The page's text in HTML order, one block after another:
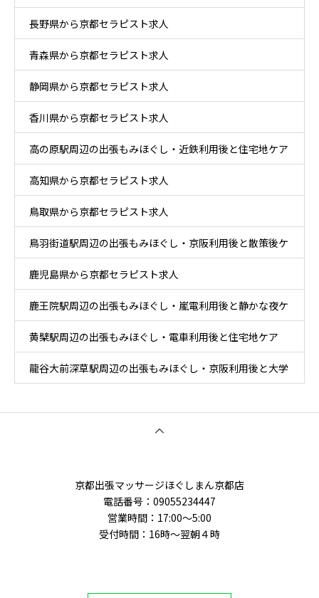
長野県から京都セラピスト求人
青森県から京都セラピスト求人
静岡県から京都セラピスト求人
香川県から京都セラピスト求人
高の原駅周辺の出張もみほぐし・近鉄利用後と住宅地ケア
高知県から京都セラピスト求人
鳥取県から京都セラピスト求人
鳥羽街道駅周辺の出張もみほぐし・京阪利用後と散策後ケ
ア
鹿児島県から京都セラピスト求人
鹿王院駅周辺の出張もみほぐし・嵐電利用後と静かな夜ケ
ア
黄檗駅周辺の出張もみほぐし・電車利用後と住宅地ケア
龍谷大前深草駅周辺の出張もみほぐし・京阪利用後と大学
京都出張マッサージほぐしまん京都店
電話番号：‭09055234447
営業時間：17:00～5:00
受付時間：16時〜翌朝４時